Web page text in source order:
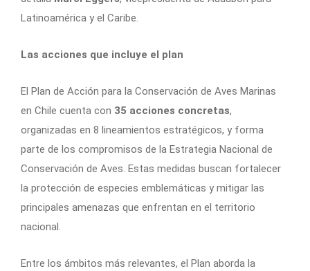
Latinoamérica y el Caribe.
Las acciones que incluye el plan
El Plan de Acción para la Conservación de Aves Marinas
en Chile cuenta con 35 acciones concretas,
organizadas en 8 lineamientos estratégicos, y forma
parte de los compromisos de la Estrategia Nacional de
Conservación de Aves. Estas medidas buscan fortalecer
la protección de especies emblemáticas y mitigar las
principales amenazas que enfrentan en el territorio
nacional.
Entre los ámbitos más relevantes, el Plan aborda la